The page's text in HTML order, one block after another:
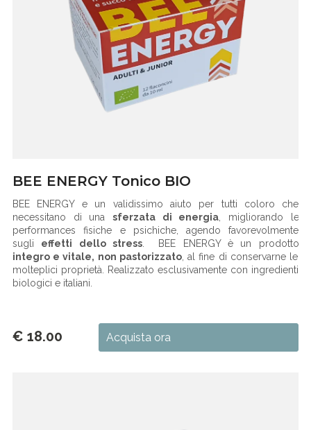
BEE ENERGY Tonico BIO
BEE ENERGY e un validissimo aiuto per tutti coloro che
necessitano di una sferzata di energia , migliorando le
performances fisiche e psichiche, agendo favorevolmente
sugli effetti dello stress. BEE ENERGY è un prodotto
integro e vitale, non pastorizzato, al fine di conservarne le
molteplici proprietà. Realizzato esclusivamente con ingredienti
biologici e italiani.
€ 18.00 Acquista ora